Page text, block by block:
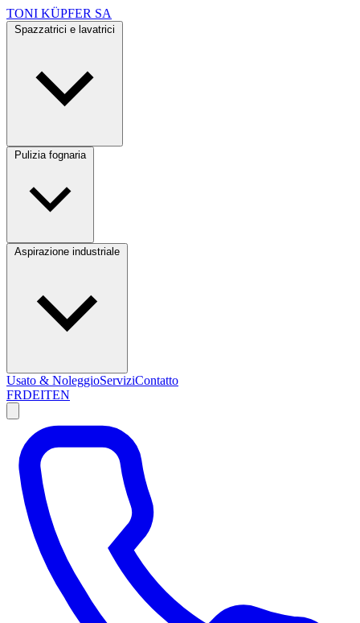
TONI KÜPFER SA
Pulizia fognaria
Usato & NoleggioServiziContatto
FRDEITEN